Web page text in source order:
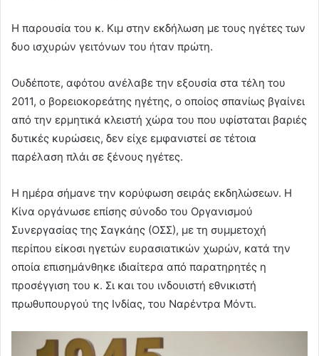
Η παρουσία του κ. Κιμ στην εκδήλωση με τους ηγέτες των
δυο ισχυρών γειτόνων του ήταν πρώτη.
Ουδέποτε, αφότου ανέλαβε την εξουσία στα τέλη του
2011, ο βορειοκορεάτης ηγέτης, ο οποίος σπανίως βγαίνει
από την ερμητικά κλειστή χώρα του που υφίσταται βαριές
δυτικές κυρώσεις, δεν είχε εμφανιστεί σε τέτοια
παρέλαση πλάι σε ξένους ηγέτες.
Η ημέρα σήμανε την κορύφωση σειράς εκδηλώσεων. Η
Κίνα οργάνωσε επίσης σύνοδο του Οργανισμού
Συνεργασίας της Σαγκάης (ΟΣΣ), με τη συμμετοχή
περίπου είκοσι ηγετών ευρασιατικών χωρών, κατά την
οποία επισημάνθηκε ιδιαίτερα από παρατηρητές η
προσέγγιση του κ. Σι και του ινδουιστή εθνικιστή
πρωθυπουργού της Ινδίας, του Ναρέντρα Μόντι.